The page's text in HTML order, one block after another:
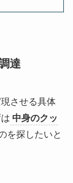
達
させる具体
中身のクッ
を探したいと